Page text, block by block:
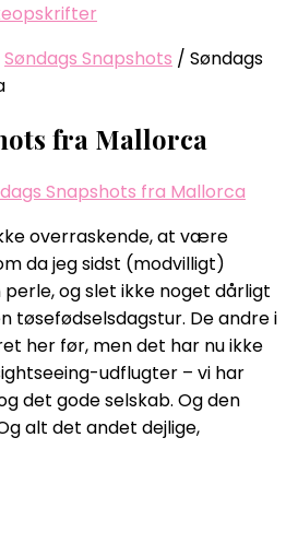
Søndags Snapshots / Søndags
fra Mallorca
Snapshots fra Mallorca
overraskende, at være
da jeg sidst (modvilligt)
perle, og slet ikke noget dårligt
tøsefødselsdagstur. De andre i
her før, men det har nu ikke
udflugter – vi har
det gode selskab. Og den
alt det andet dejlige,